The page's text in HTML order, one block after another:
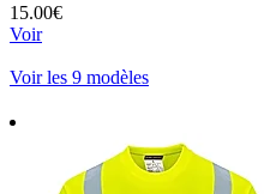
15.00€
Voir
Voir les 9 modèles